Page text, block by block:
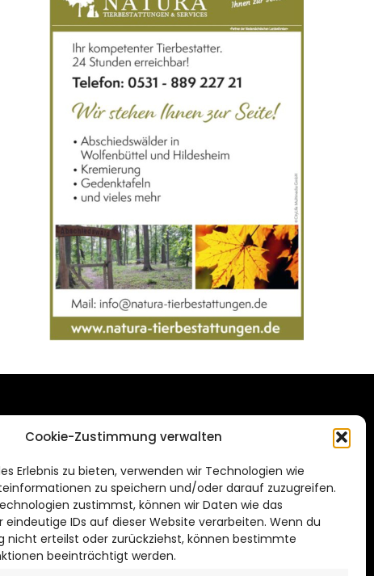
Cookie-Zustimmung verwalten
Erlebnis zu bieten, verwenden wir Technologien wie
zu speichern und/oder darauf zuzugreifen.
zustimmst, können wir Daten wie das
eindeutige IDs auf dieser Website verarbeiten. Wenn du
nicht erteilst oder zurückziehst, können bestimmte
beeinträchtigt werden.
DAS STADTMAGAZIN
FÜR SALZGITTER
Impressum
Datenschutzerklärung
Cookie Richtlinie
CITYLIFE! BEI FACEBOOK